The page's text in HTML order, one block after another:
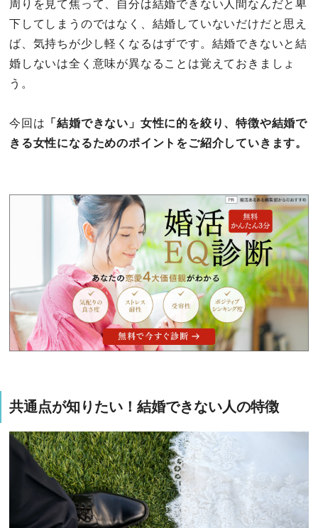
周りを見て焦って、自分は結婚できない人間なんだと卑
下してしまうのではなく、結婚していないだけだと思え
ば、気持ちが少し軽くなるはずです。結婚できないと結
婚しないは全く意味が異なることは覚えておきましょ
う。
今回は 「結婚できない」女性に的を絞り、特徴や結婚で
きる女性になるためのポイントをご紹介していきます。
共通点が知りたい！結婚できない人の特徴